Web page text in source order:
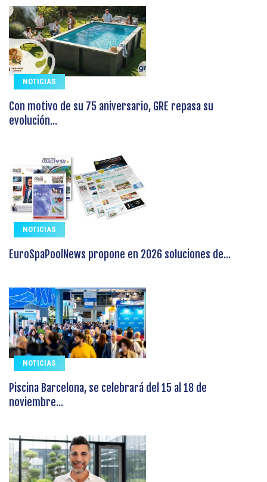
NOTICIAS
Con motivo de su 75 aniversario, GRE repasa su
evolución...
NOTICIAS
EuroSpaPoolNews propone en 2026 soluciones de...
NOTICIAS
Piscina Barcelona, se celebrará del 15 al 18 de
noviembre...